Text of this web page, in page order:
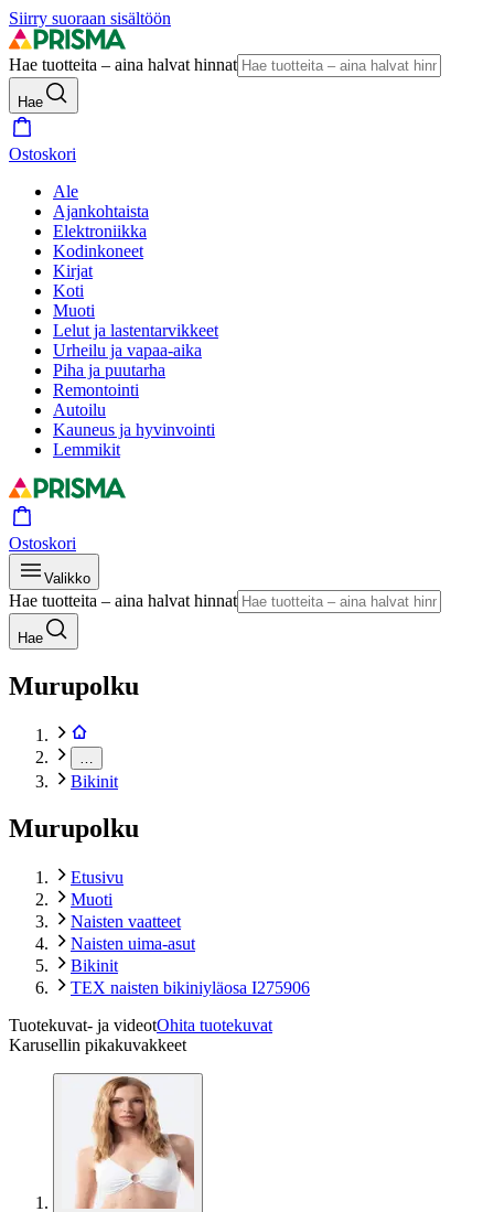
Siirry suoraan sisältöön
Hae tuotteita – aina halvat hinnat
Hae
Ostoskori
Ale
Ajankohtaista
Elektroniikka
Kodinkoneet
Kirjat
Koti
Muoti
Lelut ja lastentarvikkeet
Urheilu ja vapaa-aika
Piha ja puutarha
Remontointi
Autoilu
Kauneus ja hyvinvointi
Lemmikit
Ostoskori
Valikko
Hae tuotteita – aina halvat hinnat
Hae
Murupolku
Bikinit
Murupolku
Etusivu
Muoti
Naisten vaatteet
Naisten uima-asut
Bikinit
TEX naisten bikiniyläosa I275906
Tuotekuvat- ja videotOhita tuotekuvat
Karusellin pikakuvakkeet